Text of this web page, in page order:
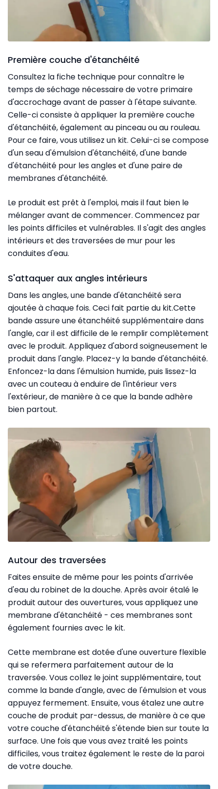
Première couche d'étanchéité
Consultez la fiche technique pour connaître le
temps de séchage nécessaire de votre primaire
d'accrochage avant de passer à l'étape suivante.
Celle-ci consiste à appliquer la première couche
d'étanchéité, également au pinceau ou au rouleau.
Pour ce faire, vous utilisez un kit. Celui-ci se compose
d'un seau d'émulsion d'étanchéité, d'une bande
d'étanchéité pour les angles et d'une paire de
membranes d'étanchéité.
Le produit est prêt à l'emploi, mais il faut bien le
mélanger avant de commencer. Commencez par
les points difficiles et vulnérables. Il s'agit des angles
intérieurs et des traversées de mur pour les
conduites d'eau.
S'attaquer aux angles intérieurs
Dans les angles, une bande d'étanchéité sera
ajoutée à chaque fois. Ceci fait partie du kit.Cette
bande assure une étanchéité supplémentaire dans
l'angle, car il est difficile de le remplir complètement
avec le produit. Appliquez d'abord soigneusement le
produit dans l'angle. Placez-y la bande d'étanchéité.
Enfoncez-la dans l'émulsion humide, puis lissez-la
avec un couteau à enduire de l'intérieur vers
l'extérieur, de manière à ce que la bande adhère
bien partout.
Autour des traversées
Faites ensuite de même pour les points d'arrivée
d'eau du robinet de la douche. Après avoir étalé le
produit autour des ouvertures, vous appliquez une
membrane d'étanchéité - ces membranes sont
également fournies avec le kit.
Cette membrane est dotée d'une ouverture flexible
qui se refermera parfaitement autour de la
traversée. Vous collez le joint supplémentaire, tout
comme la bande d'angle, avec de l'émulsion et vous
appuyez fermement. Ensuite, vous étalez une autre
couche de produit par-dessus, de manière à ce que
votre couche d'étanchéité s'étende bien sur toute la
surface. Une fois que vous avez traité les points
difficiles, vous traitez également le reste de la paroi
de votre douche.